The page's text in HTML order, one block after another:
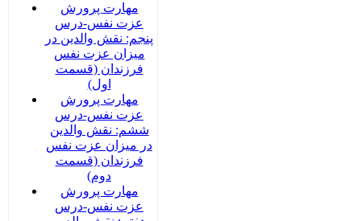
مهارت پرورش
عزت نفس-درس
پنجم: نقش والدین در
میزان عزت نفس
فرزندان (قسمت
اول)
مهارت پرورش
عزت نفس-درس
ششم: نقش والدین
در میزان عزت نفس
فرزندان (قسمت
دوم)
مهارت پرورش
عزت نفس-درس